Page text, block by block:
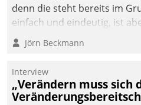
denn die steht bereits im
einfach und eindeutig, ist
Branchenbeschäftigte
Verantwortung folgen
Jörn Beckmann
Interview
„Verändern muss sich